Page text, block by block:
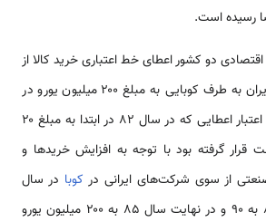
رسیده است.
دو کشور اعطای خط اعتباری خرید کالا از
سوی جمهوری اسلامی ایران به طرف کوبایی به مبلغ ۲۰۰ میلیون یورو در
سال ۲۰۰۶ می‌باشد. این اعتبار اعطایی که در سال ۸۲ در ابتدا به مبلغ ۲۰
قرار گرفته بود با توجه به افزایش خریدها و
از سوی شرکت‌های ایرانی در کوبا در سال
۸۳ به ۴۰ و در سال ۸۴ به ۹۰ و در نهایت سال ۸۵ به ۲۰۰ میلیون یورو